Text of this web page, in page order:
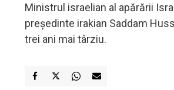
Ministrul israelian al apărării
preşedinte irakian Saddam
trei ani mai târziu.